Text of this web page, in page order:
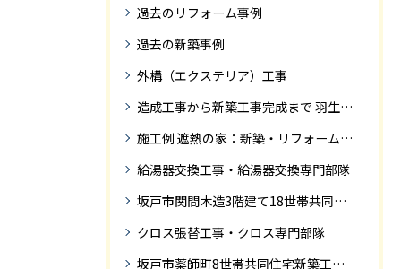
過去のリフォーム事例
過去の新築事例
外構（エクステリア）工事
造成工事から新築工事完成まで 羽生市Ｓ様邸新築工事・
施工例 遮熱の家：新築・リフォーム ドローンにて空撮
給湯器交換工事・給湯器交換専門部隊
坂戸市関間木造3階建て18世帯共同住宅の完成迄紹介
クロス張替工事・クロス専門部隊
坂戸市薬師町8世帯共同住宅新築工事完成迄の紹介です